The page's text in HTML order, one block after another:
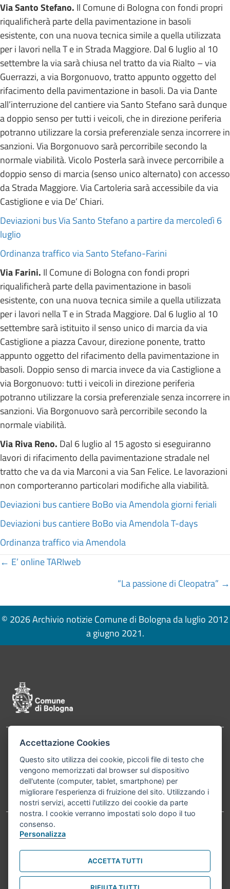
Via Santo Stefano. Il Comune di Bologna con fondi propri
riqualificherà parte della pavimentazione in basoli
esistente, con una nuova tecnica simile a quella utilizzata
per i lavori nella T e in Strada Maggiore. Dal 6 luglio al 10
settembre la via sarà chiusa nel tratto da via Rialto – via
Guerrazzi, a via Borgonuovo, tratto appunto oggetto del
rifacimento della pavimentazione in basoli. Da via Dante
all’interruzione del cantiere via Santo Stefano sarà dunque
a doppio senso per tutti i veicoli, che in direzione periferia
potranno utilizzare la corsia preferenziale senza incorrere in
sanzioni. Via Borgonuovo sarà percorribile secondo la
normale viabilità. Vicolo Posterla sarà invece percorribile a
doppio senso di marcia (senso unico alternato) con accesso
da Strada Maggiore. Via Cartoleria sarà accessibile da via
Castiglione e via De’ Chiari.
Deviazioni bus Via Santo Stefano a partire da mercoledì 6
luglio
Ordinanza traffico via Santo Stefano-Farini
Via Farini. Il Comune di Bologna con fondi propri
riqualificherà parte della pavimentazione in basoli
esistente, con una nuova tecnica simile a quella utilizzata
per i lavori nella T e in Strada Maggiore. Dal 6 luglio al 10
settembre sarà istituito il senso unico di marcia da via
Castiglione a piazza Cavour, direzione ponente, tratto
appunto oggetto del rifacimento della pavimentazione in
basoli. Doppio senso di marcia invece da via Castiglione a
via Borgonuovo: tutti i veicoli in direzione periferia
potranno utilizzare la corsia preferenziale senza incorrere in
sanzioni. Via Borgonuovo sarà percorribile secondo la
normale viabilità.
Via Riva Reno. Dal 6 luglio al 15 agosto si eseguiranno
lavori di rifacimento della pavimentazione stradale nel
tratto che va da via Marconi a via San Felice. Le lavorazioni
non comporteranno particolari modifiche alla viabilità.
Deviazioni bus cantiere BoBo via Amendola giorni feriali
Deviazioni bus cantiere BoBo via Amendola T-days
Ordinanza traffico via Amendola
Posts
← E’ online TARIweb
“La passione di Cleopatra” →
© 2026 Archivio notizie Comune di Bologna da luglio 2012
a giugno 2021.
Contatti
Bologna P.Iva 01232710374 Cod. IBAN: IT 88 R
02008 02435 000020067156
Telefono:051203040
Accessibilità Carta dei valori
Informativa sul trattamento dei dati personali Note legali
© Comune di Bologna 2026. Tutti i diritti riservati.
Accettazione Cookies
Questo sito utilizza dei cookie, piccoli file di testo che
vengono memorizzati dal browser sul dispositivo
dell'utente (computer, tablet, smartphone) per
migliorare l'esperienza di fruizione del sito. Utilizzando i
nostri servizi, accetti l'utilizzo dei cookie da parte
nostra. I cookie verranno impostati solo dopo il tuo
consenso.
Personalizza
ACCETTA TUTTI
RIFIUTA TUTTI